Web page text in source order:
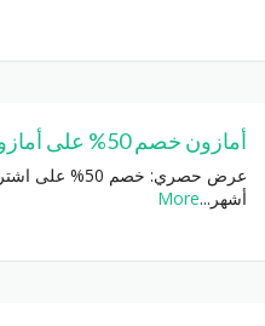
أمازون خصم 50% على أمازون برايم
أشهر ...
More